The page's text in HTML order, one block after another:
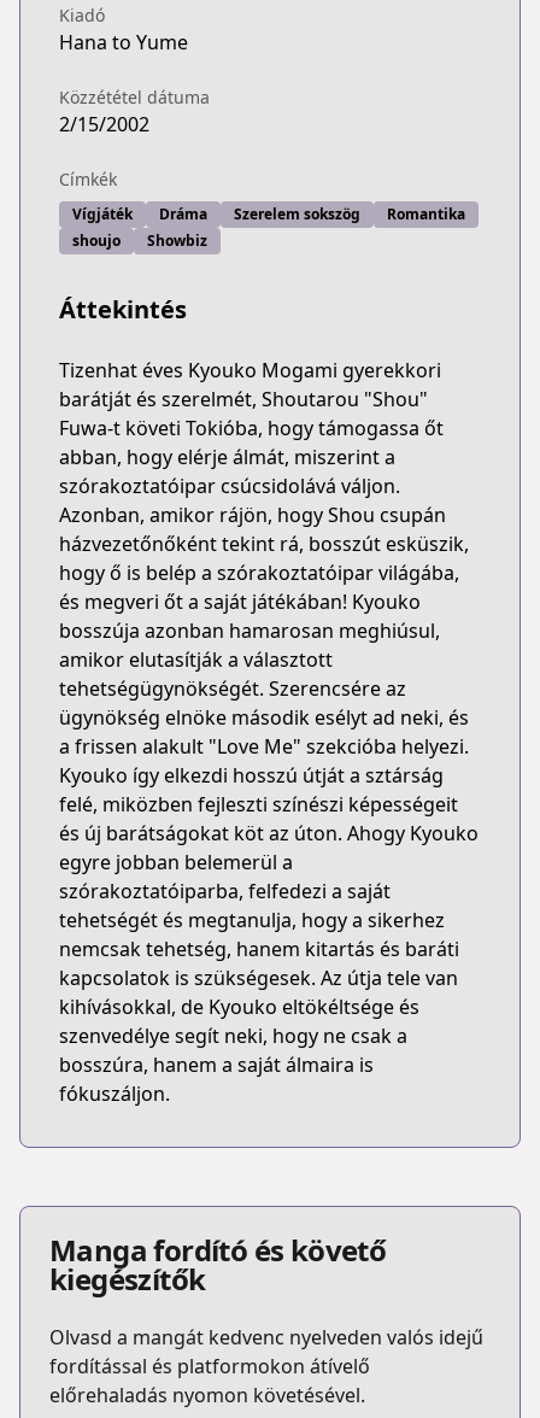
Kiadó
Hana to Yume
Közzététel dátuma
2/15/2002
Címkék
Vígjáték Dráma Szerelem sokszög
Romantika
shoujo
Showbiz
Áttekintés
Tizenhat éves Kyouko Mogami gyerekkori
barátját és szerelmét, Shoutarou "Shou"
Fuwa-t követi Tokióba, hogy támogassa őt
abban, hogy elérje álmát, miszerint a
szórakoztatóipar csúcsidolává váljon.
Azonban, amikor rájön, hogy Shou csupán
házvezetőnőként tekint rá, bosszút esküszik,
hogy ő is belép a szórakoztatóipar világába,
és megveri őt a saját játékában! Kyouko
bosszúja azonban hamarosan meghiúsul,
amikor elutasítják a választott
tehetségügynökségét. Szerencsére az
ügynökség elnöke második esélyt ad neki, és
a frissen alakult "Love Me" szekcióba helyezi.
Kyouko így elkezdi hosszú útját a sztárság
felé, miközben fejleszti színészi képességeit
és új barátságokat köt az úton. Ahogy Kyouko
egyre jobban belemerül a
szórakoztatóiparba, felfedezi a saját
tehetségét és megtanulja, hogy a sikerhez
nemcsak tehetség, hanem kitartás és baráti
kapcsolatok is szükségesek. Az útja tele van
kihívásokkal, de Kyouko eltökéltsége és
szenvedélye segít neki, hogy ne csak a
bosszúra, hanem a saját álmaira is
fókuszáljon.
Manga fordító és követő
kiegészítők
Olvasd a mangát kedvenc nyelveden valós idejű
fordítással és platformokon átívelő
előrehaladás nyomon követésével.